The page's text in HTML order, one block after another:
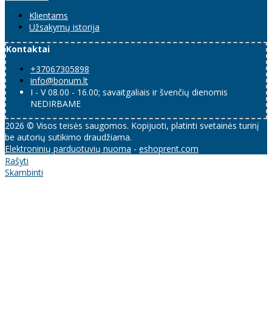
Klientams
Užsakymų istorija
Kontaktai
+37067305898
info@bonum.lt
I - V 08.00 - 16.00; savaitgaliais ir švenčių dienomis
NEDIRBAME
2026 © Visos teisės saugomos. Kopijuoti, platinti svetainės turinį
be autorių sutikimo draudžiama.
Elektroninių parduotuvių nuoma - eshoprent.com
Rašyti
Skambinti